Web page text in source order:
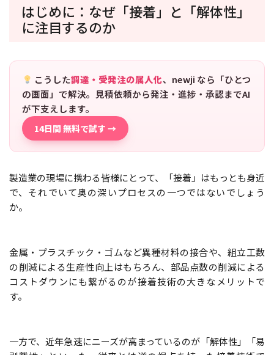
はじめに：なぜ「接着」と「解体性」
に注目するのか
こうした調達・受発注の属人化、newji なら「ひとつ
の画面」で解決。見積依頼から発注・進捗・承認までAI
が下支えします。
14日間 無料で試す →
製造業の現場に携わる皆様にとって、「接着」はもっとも身近
で、それでいて奥の深いプロセスの一つではないでしょう
か。
金属・プラスチック・ゴムなど異種材料の接合や、組立工数
の削減による生産性向上はもちろん、部品点数の削減による
コストダウンにも繋がるのが接着技術の大きなメリットで
す。
一方で、近年急速にニーズが高まっているのが「解体性」「易